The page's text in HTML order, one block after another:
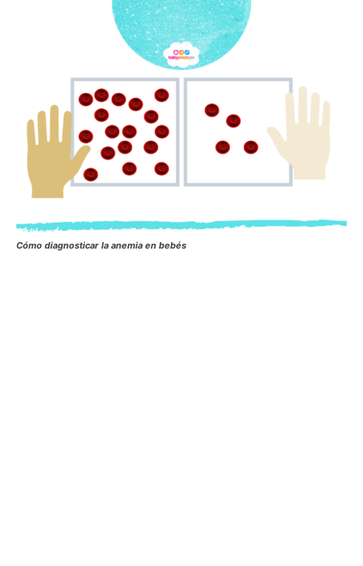
Cómo diagnosticar la anemia en bebés